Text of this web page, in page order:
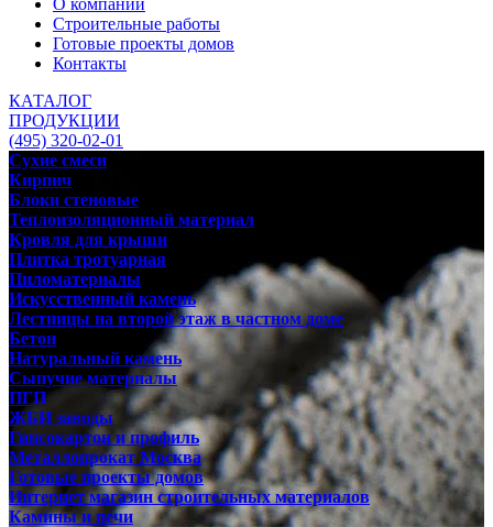
О компании
Строительные работы
Готовые проекты домов
Контакты
КАТАЛОГ
ПРОДУКЦИИ
(495) 320-02-01
Сухие смеси
Кирпич
Блоки стеновые
Теплоизоляционный материал
Кровля для крыши
Плитка тротуарная
Пиломатериалы
Искусственный камень
Лестницы на второй этаж в частном доме
Бетон
Натуральный камень
Сыпучие материалы
ПГП
ЖБИ заводы
Гипсокартон и профиль
Металлопрокат Москва
Готовые проекты домов
Интернет магазин строительных материалов
Камины и печи